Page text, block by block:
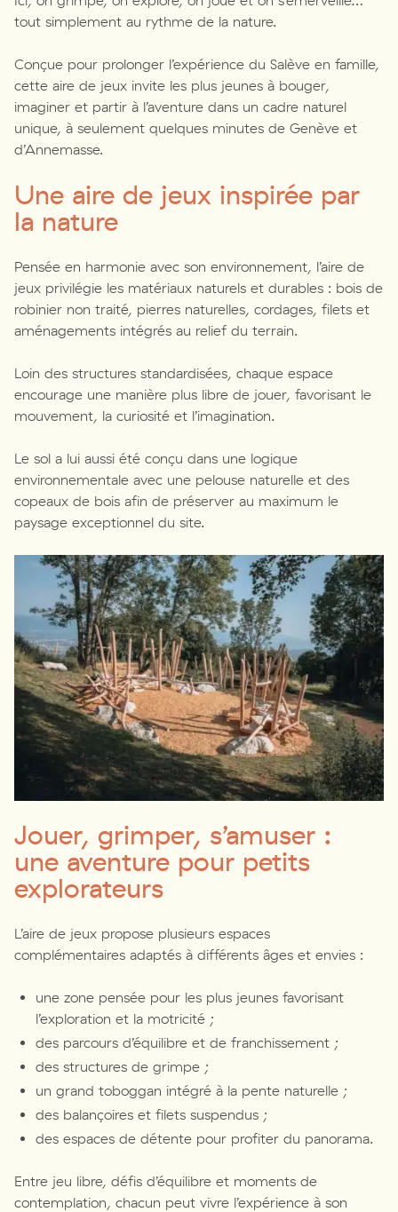
tout simplement au rythme de la nature.
Conçue pour prolonger l’expérience du Salève en famille,
cette aire de jeux invite les plus jeunes à bouger,
imaginer et partir à l’aventure dans un cadre naturel
unique, à seulement quelques minutes de Genève et
d’Annemasse.
Une aire de jeux inspirée par
la nature
Pensée en harmonie avec son environnement, l’aire de
jeux privilégie les matériaux naturels et durables : bois de
robinier non traité, pierres naturelles, cordages, filets et
aménagements intégrés au relief du terrain.
Loin des structures standardisées, chaque espace
encourage une manière plus libre de jouer, favorisant le
mouvement, la curiosité et l’imagination.
Le sol a lui aussi été conçu dans une logique
environnementale avec une pelouse naturelle et des
copeaux de bois afin de préserver au maximum le
paysage exceptionnel du site.
Jouer, grimper, s’amuser :
une aventure pour petits
explorateurs
L’aire de jeux propose plusieurs espaces
complémentaires adaptés à différents âges et envies :
une zone pensée pour les plus jeunes favorisant
l’exploration et la motricité ;
des parcours d’équilibre et de franchissement ;
des structures de grimpe ;
un grand toboggan intégré à la pente naturelle ;
des balançoires et filets suspendus ;
des espaces de détente pour profiter du panorama.
Entre jeu libre, défis d’équilibre et moments de
contemplation, chacun peut vivre l’expérience à son